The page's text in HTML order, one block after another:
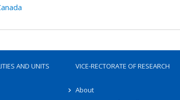
AND UNITS VICE-RECTORATE OF RESEARCH
About